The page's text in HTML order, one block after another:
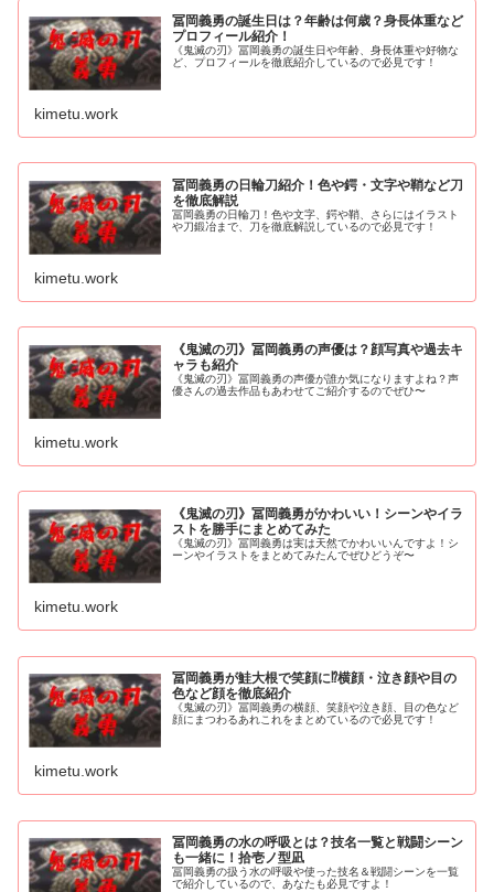
冨岡義勇の誕生日は？年齢は何歳？身長体重など
プロフィール紹介！
《鬼滅の刃》冨岡義勇の誕生日や年齢、身長体重や好物な
ど、プロフィールを徹底紹介しているので必見です！
kimetu.work
冨岡義勇の日輪刀紹介！色や鍔・文字や鞘など刀
を徹底解説
冨岡義勇の日輪刀！色や文字、鍔や鞘、さらにはイラスト
や刀鍛冶まで、刀を徹底解説しているので必見です！
kimetu.work
《鬼滅の刃》冨岡義勇の声優は？顔写真や過去キ
ャラも紹介
《鬼滅の刃》冨岡義勇の声優が誰か気になりますよね？声
優さんの過去作品もあわせてご紹介するのでぜひ〜
kimetu.work
《鬼滅の刃》冨岡義勇がかわいい！シーンやイラ
ストを勝手にまとめてみた
《鬼滅の刃》冨岡義勇は実は天然でかわいいんですよ！シ
ーンやイラストをまとめてみたんでぜひどうぞ〜
kimetu.work
冨岡義勇が鮭大根で笑顔に⁉横顔・泣き顔や目の
色など顔を徹底紹介
《鬼滅の刃》冨岡義勇の横顔、笑顔や泣き顔、目の色など
顔にまつわるあれこれをまとめているので必見です！
kimetu.work
冨岡義勇の水の呼吸とは？技名一覧と戦闘シーン
も一緒に！拾壱ノ型凪
冨岡義勇の扱う水の呼吸や使った技名＆戦闘シーンを一覧
で紹介しているので、あなたも必見ですよ！